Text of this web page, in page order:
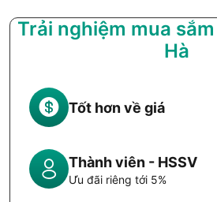
Trải nghiệm mua
Hà
Tốt hơn về giá
Thành viên - HSSV
Ưu đãi riêng tới 5%